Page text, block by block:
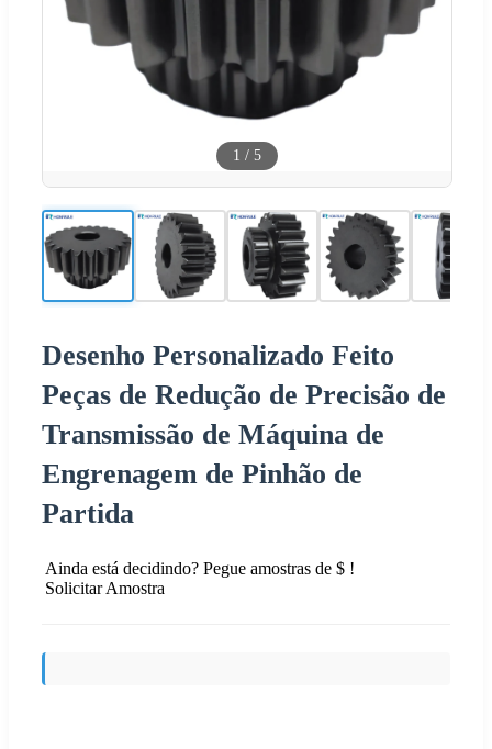
1 / 5
Desenho Personalizado Feito
Peças de Redução de Precisão de
Transmissão de Máquina de
Engrenagem de Pinhão de
Partida
Ainda está decidindo? Pegue amostras de $ !
Solicitar Amostra